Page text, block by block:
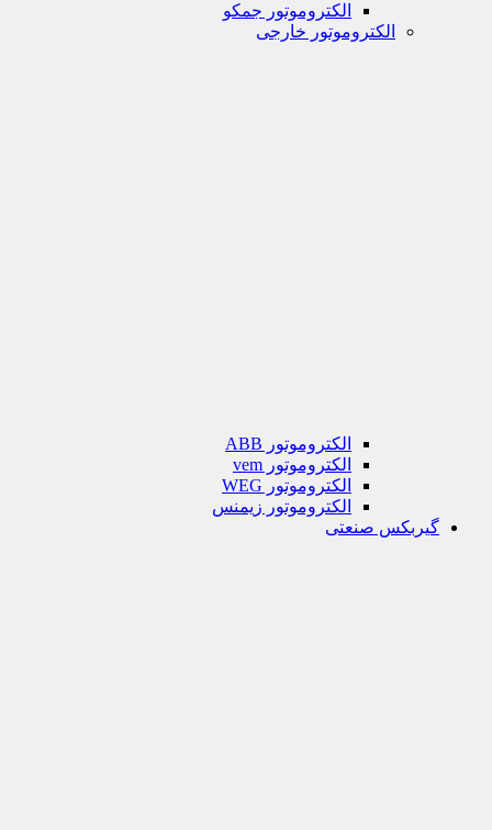
الکتروموتور جمکو
الکتروموتور خارجی
الکتروموتور ABB
الکتروموتور vem
الکتروموتور WEG
الکتروموتور زیمنس
گیربکس صنعتی